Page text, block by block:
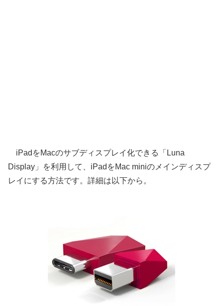
iPadをMacのサブディスプレイ化できる「Luna
Display」を利用して、iPadをMac miniのメインディスプ
レイにする方法です。詳細は以下から。